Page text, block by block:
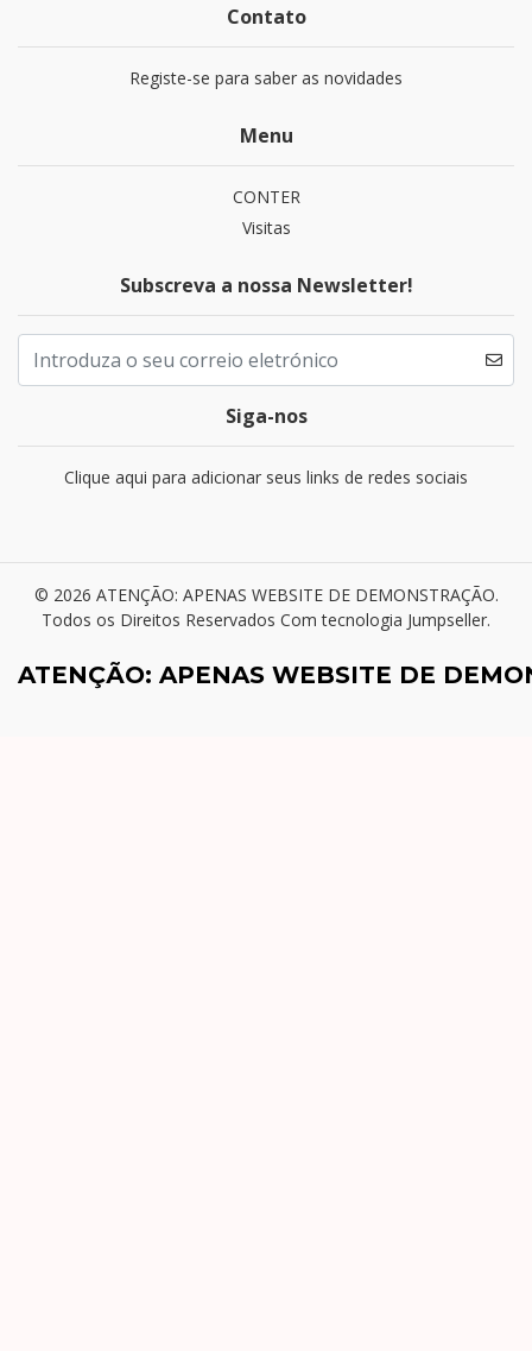
Contato
Registe-se para saber as novidades
Menu
CONTER
Visitas
Subscreva a nossa Newsletter!
Siga-nos
Clique aqui para adicionar seus links de redes sociais
© 2026 ATENÇÃO: APENAS WEBSITE DE DEMONSTRAÇÃO.
Todos os Direitos Reservados Com tecnologia Jumpseller.
ATENÇÃO: APENAS WEBSITE DE